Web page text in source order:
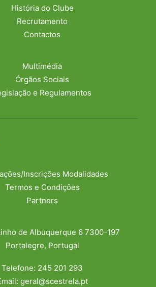
História do Clube
Recrutamento
Contactos
Multimédia
Órgãos Sociais
e Regulamentos
Inscrições Modalidades
Termos e Condições
Partners
de Albuquerque 6 7300-197
Portalegre, Portugal
Telefone: 245 201 293
geral@scestrela.pt